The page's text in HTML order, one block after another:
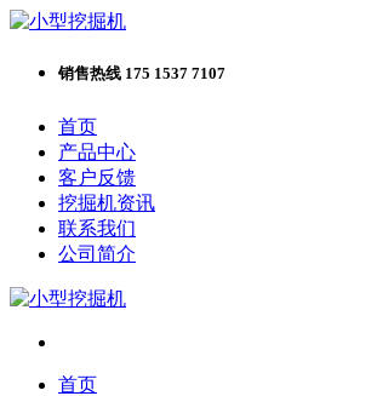
销售热线 175 1537 7107
首页
产品中心
客户反馈
挖掘机资讯
联系我们
公司简介
首页